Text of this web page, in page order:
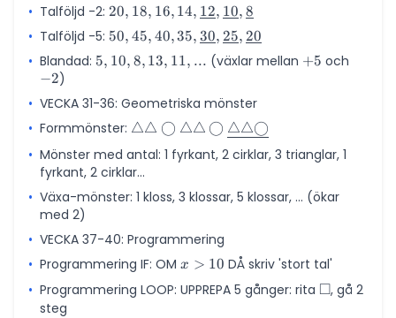
16,
...
• Talföljd -2: 20, 18, 16, 14,
\underline{12},
\underline{10},
\underline{8}
20, 18, 16, 14, 12, 10, 8
• Talföljd -5: 50, 45, 40, 35,
\underline{30},
\underline{25},
50, 45, 40,35, 30, 25, 20
• Blandad: 5,
8,
11,
...
5, 10, 8, 13, 11, ... (växlar mellan +5
+5 och
−2)
• VECKA 31-36: Geometriska mönster
• Formmönster: \triangle \triangle
\bigcirc \triangle
\triangle \bigcirc
\underline{\triangle}
\underline{\triangle}
△△ ◯ △△ ◯ △△◯
• Mönster med antal: 1 fyrkant, 2 cirklar, 3 trianglar, 1
fyrkant, 2 cirklar...
• Växa-mönster: 1 kloss, 3 klossar, 5 klossar, ... (ökar
med 2)
• VECKA 37-40: Programmering
• Programmering IF: OM x
>
10
x > 10 DÅ skriv 'stort tal'
• Programmering LOOP: UPPREPA 5 gånger: rita \square
□, gå 2
steg